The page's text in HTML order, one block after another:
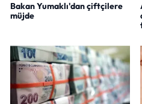
Bakan Yumaklı'dan çiftçilere
müjde